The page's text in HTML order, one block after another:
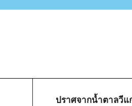
ปราศจากน้ำตาลวีแ